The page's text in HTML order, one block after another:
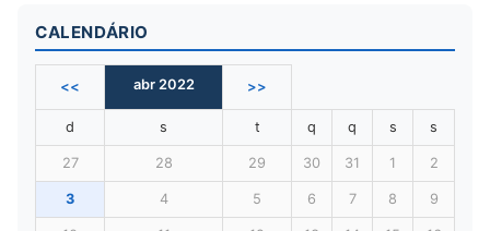
CALENDÁRIO
<< abr 2022 >>
d s t q q s s
27 28 29 30 31 1 2
3 4 5 6 7 8 9